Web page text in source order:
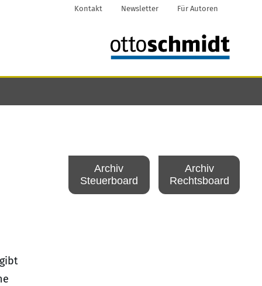
Kontakt Newsletter Für Autoren
Archiv
Steuerboard
Archiv
Rechtsboard